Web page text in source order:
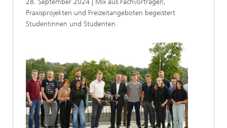
Praxisprojekten und Freizeitangeboten begeistert
Studentinnen und Studenten